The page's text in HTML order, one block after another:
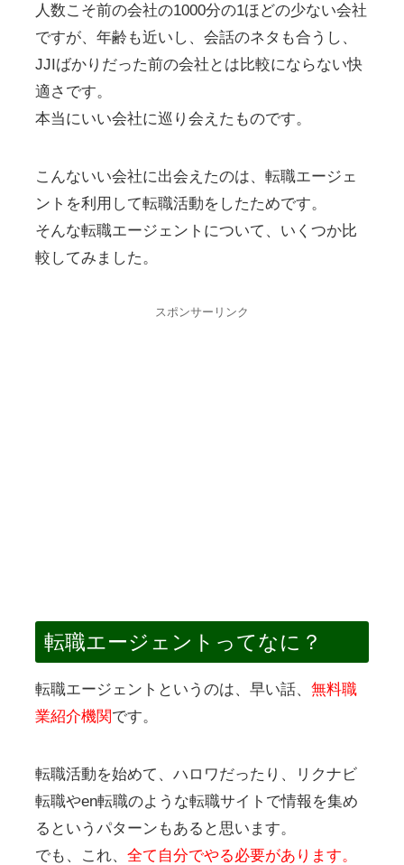
人数こそ前の会社の1000分の1ほどの少ない会社
ですが、年齢も近いし、会話のネタも合うし、
JJIばかりだった前の会社とは比較にならない快
適さです。
本当にいい会社に巡り会えたものです。
こんないい会社に出会えたのは、転職エージェ
ントを利用して転職活動をしたためです。
そんな転職エージェントについて、いくつか比
較してみました。
スポンサーリンク
転職エージェントってなに？
転職エージェントというのは、早い話、 無料職
業紹介機関です。
転職活動を始めて、ハロワだったり、リクナビ
転職やen転職のような転職サイトで情報を集め
るというパターンもあると思います。
でも、これ、 全て自分でやる必要があります。